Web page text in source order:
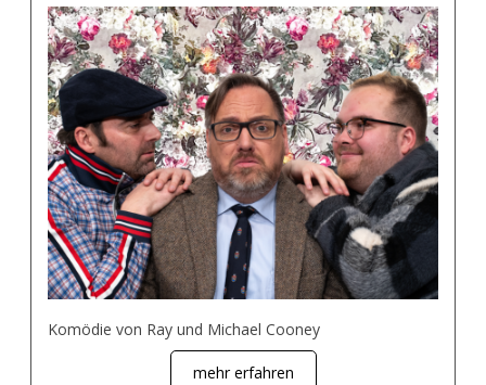
Komödie von Ray und Michael Cooney
mehr erfahren